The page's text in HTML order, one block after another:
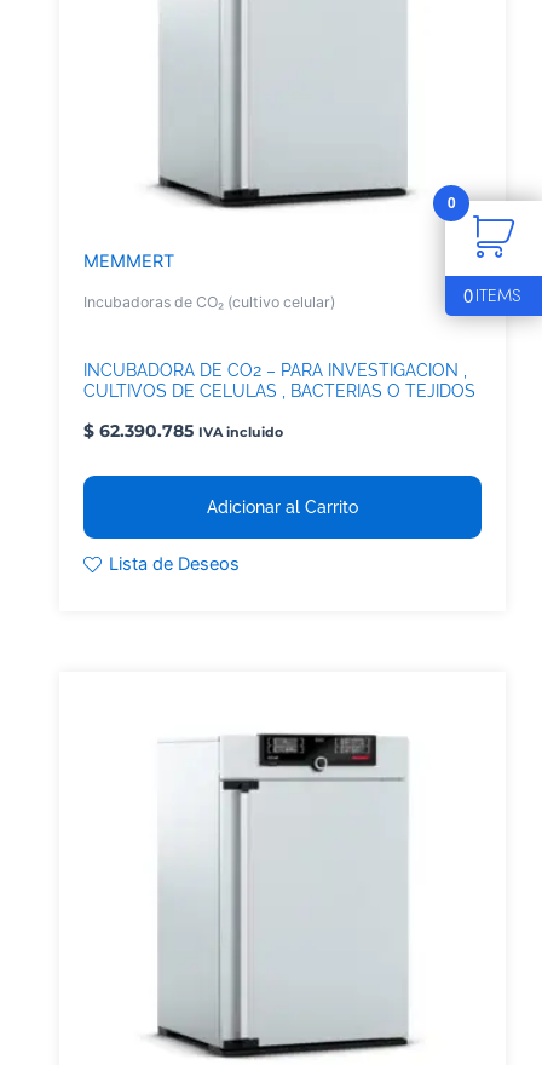
MEMMERT
Incubadoras de CO₂ (cultivo celular)
INCUBADORA DE CO2 – PARA INVESTIGACION ,
CULTIVOS DE CELULAS , BACTERIAS O TEJIDOS
$ 62.390.785 IVA incluido
Adicionar al Carrito
Lista de Deseos
0
0ITEMS